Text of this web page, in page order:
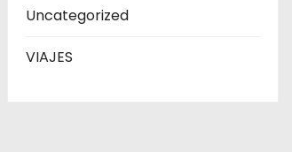
Uncategorized
VIAJES